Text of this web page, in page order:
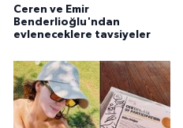
Ceren ve Emir
Benderlioğlu'ndan
evleneceklere tavsiyeler